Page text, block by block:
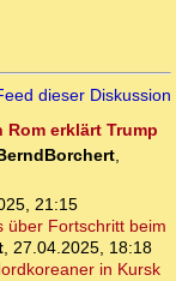
dieser Diskussion
erklärt Trump
,
21:15
über Fortschritt beim
, 27.04.2025, 18:18
in Kursk